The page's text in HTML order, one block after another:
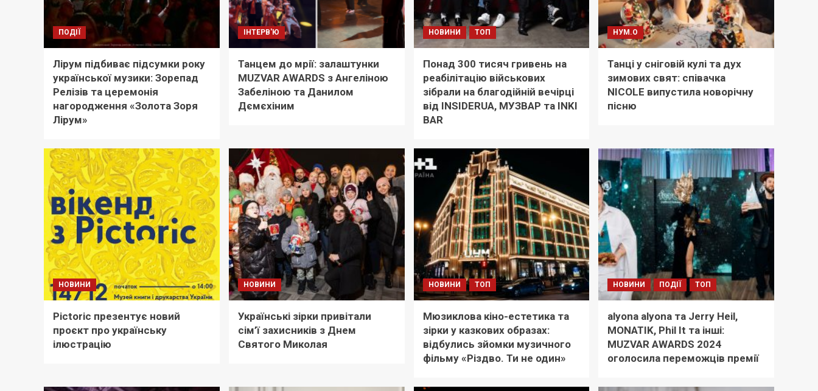
ПОДІЇ
Лірум підбиває підсумки року
української музики: Зорепад
Релізів та церемонія
нагородження «Золота Зоря
Лірум»
ІНТЕРВ'Ю
Танцем до мрії: залаштунки
MUZVAR AWARDS з Ангеліною
Забеліною та Данилом
Дємєхіним
НОВИНИ ТОП
Понад 300 тисяч гривень на
реабілітацію військових
зібрали на благодійній вечірці
від INSIDERUA, МУЗВАР та INKI
BAR
НУМ.О
Танці у сніговій кулі та дух
зимових свят: співачка
NICOLE випустила новорічну
пісню
НОВИНИ
Pictoric презентує новий
проєкт про українську
ілюстрацію
НОВИНИ
Українські зірки привітали
сім’ї захисників з Днем
Святого Миколая
НОВИНИ ТОП
Мюзиклова кіно-естетика та
зірки у казкових образах:
відбулись зйомки музичного
фільму «Різдво. Ти не один»
НОВИНИ ПОДІЇ ТОП
alyona alyona та Jerry Heil,
MONATIK, Phil It та інші:
MUZVAR AWARDS 2024
оголосила переможців премії